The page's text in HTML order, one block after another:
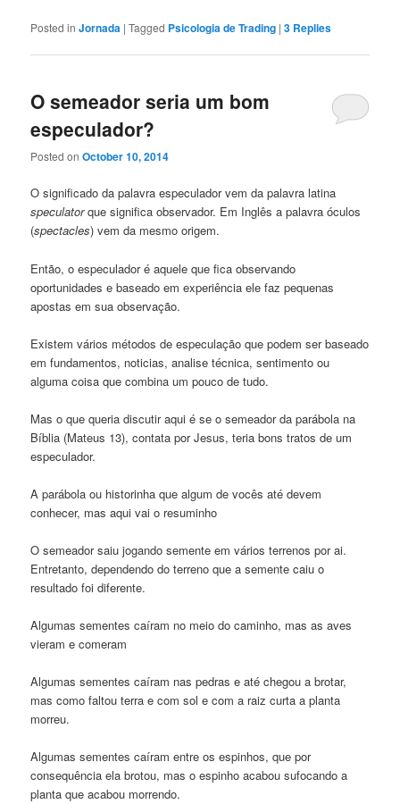
Posted in Jornada |Tagged Psicologia de Trading |3 Replies
O semeador seria um bom
especulador?
Posted onOctober 10, 2014
O significado da palavra especulador vem da palavra latina
speculatorque significa observador. Em Inglês a palavra óculos
(spectacles) vem da mesmo origem.
Então, o especulador é aquele que fica observando
oportunidades e baseado em experiência ele faz pequenas
apostas em sua observação.
Existem vários métodos de especulação que podem ser baseado
em fundamentos, noticias, analise técnica, sentimento ou
alguma coisa que combina um pouco de tudo.
Mas o que queria discutir aqui é se o semeador da parábola na
Bíblia (Mateus 13), contata por Jesus, teria bons tratos de um
especulador.
A parábola ou historinha que algum de vocês até devem
conhecer, mas aqui vai o resuminho
O semeador saiu jogando semente em vários terrenos por ai.
Entretanto, dependendo do terreno que a semente caiu o
resultado foi diferente.
Algumas sementes caíram no meio do caminho, mas as aves
vieram e comeram
Algumas sementes caíram nas pedras e até chegou a brotar,
mas como faltou terra e com sol e com a raiz curta a planta
morreu.
Algumas sementes caíram entre os espinhos, que por
consequência ela brotou, mas o espinho acabou sufocando a
planta que acabou morrendo.